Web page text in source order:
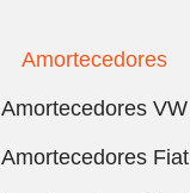
Amortecedores
Amortecedores VW
Amortecedores Fiat